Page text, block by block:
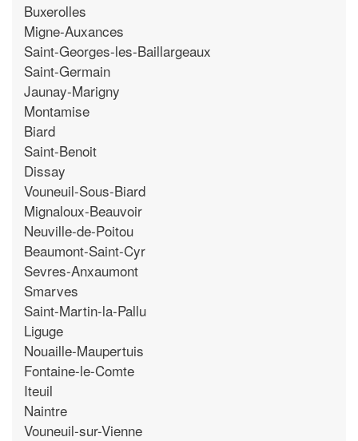
Buxerolles
Migne-Auxances
Saint-Georges-les-Baillargeaux
Saint-Germain
Jaunay-Marigny
Montamise
Biard
Saint-Benoit
Dissay
Vouneuil-Sous-Biard
Mignaloux-Beauvoir
Neuville-de-Poitou
Beaumont-Saint-Cyr
Sevres-Anxaumont
Smarves
Saint-Martin-la-Pallu
Liguge
Nouaille-Maupertuis
Fontaine-le-Comte
Iteuil
Naintre
Vouneuil-sur-Vienne